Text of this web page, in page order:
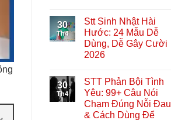
30
Th4
Stt Sinh Nhật Hài
Hước: 24 Mẫu Dễ
Dùng, Dễ Gây Cười
2026
30
Th4
STT Phản Bội Tình
Yêu: 99+ Câu Nói
Chạm Đúng Nỗi Đau
& Cách Dùng Để